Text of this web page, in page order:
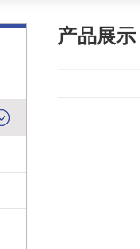
产品展示